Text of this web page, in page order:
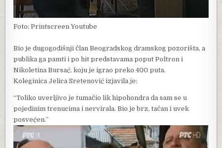
Foto: Printscreen Youtube
Bio je dugogodišnji član Beogradskog dramskog pozorišta, a
publika ga pamti i po hit predstavama poput Poltron i
Nikoletina Bursać, koju je igrao preko 400 puta.
Koleginica Jelica Sretenović izjavila je:
“Toliko uverljivo je tumačio lik hipohondra da sam se u
pojedinim trenucima i nervirala. Bio je brz, tačan i uvek
posvećen.”